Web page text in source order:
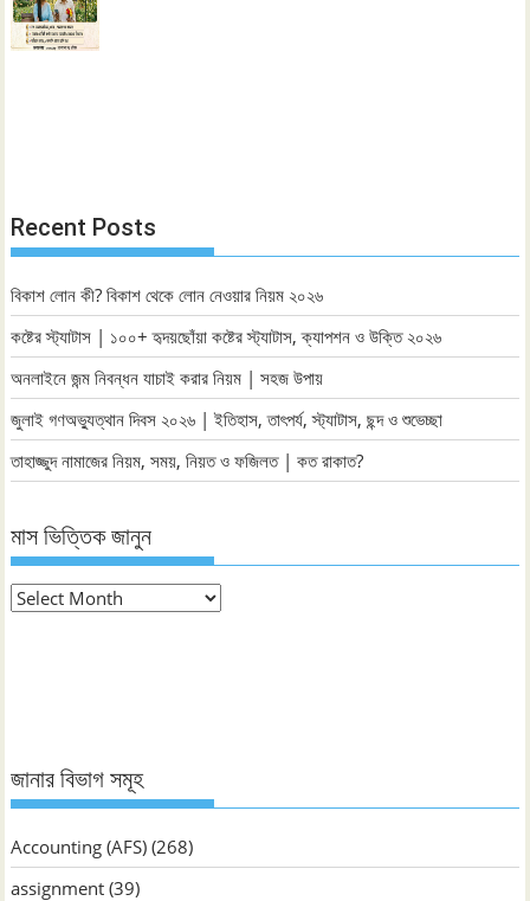
Recent Posts
বিকাশ লোন কী? বিকাশ থেকে লোন নেওয়ার নিয়ম ২০২৬
কষ্টের স্ট্যাটাস | ১০০+ হৃদয়ছোঁয়া কষ্টের স্ট্যাটাস, ক্যাপশন ও উক্তি ২০২৬
অনলাইনে জন্ম নিবন্ধন যাচাই করার নিয়ম | সহজ উপায়
জুলাই গণঅভ্যুত্থান দিবস ২০২৬ | ইতিহাস, তাৎপর্য, স্ট্যাটাস, ছন্দ ও শুভেচ্ছা
তাহাজ্জুদ নামাজের নিয়ম, সময়, নিয়ত ও ফজিলত | কত রাকাত?
মাস ভিত্তিক জানুন
মাস
জানার বিভাগ সমূহ
Accounting (AFS) (268)
assignment (39)